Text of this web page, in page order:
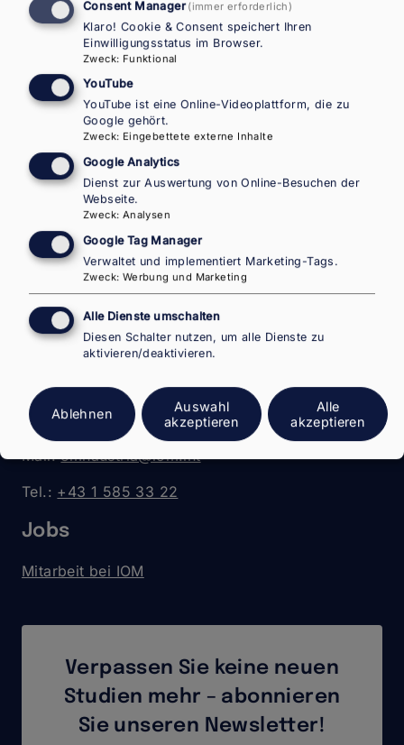
Seitennummerierung
Seite
1Seite
2Seite
3…Ellipsis
visible
Nächste
Seite
Nationaler Kontaktpunkt
Österreich im Europäischen
Migrationsnetzwerk –
IOM Landesbüro für Österreich
NEUE ADRESSE AB JÄNNER 2026:
Walcherstraße 11a (Besuchsadresse)
1020 Wien
Mail:emnaustria@iom.int
Tel.: +43 1 585 33 22
Jobs
Mitarbeit bei IOM
Verpassen Sie keine neuen
Studien mehr – abonnieren
Sie unseren Newsletter!
Consent Manager (immer erforderlich)
Klaro! Cookie & Consent speichert Ihren
Einwilligungsstatus im Browser.
Zweck: Funktional
YouTube
YouTube ist eine Online-Videoplattform, die zu
Google gehört.
Zweck: Eingebettete externe Inhalte
Google Analytics
Dienst zur Auswertung von Online-Besuchen der
Webseite.
Zweck: Analysen
Google Tag Manager
Verwaltet und implementiert Marketing-Tags.
Zweck: Werbung und Marketing
Alle Dienste umschalten
Diesen Schalter nutzen, um alle Dienste zu
aktivieren/deaktivieren.
Ablehnen
Auswahl
akzeptieren
Alle
akzeptieren